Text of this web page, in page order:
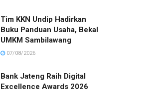
Tim KKN Undip Hadirkan
Buku Panduan Usaha, Bekal
UMKM Sambilawang
07/08/2026
Bank Jateng Raih Digital
Excellence Awards 2026